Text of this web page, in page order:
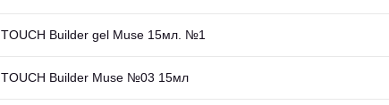
TOUCH Builder gel Muse 15мл. №1
TOUCH Builder Muse №03 15мл